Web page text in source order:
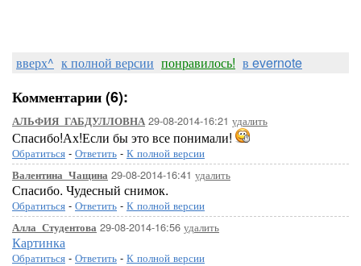
вверх^ к полной версии понравилось! в evernote
Комментарии (6):
АЛЬФИЯ_ГАБДУЛЛОВНА 29-08-2014-16:21 удалить
Спасибо!Ах!Если бы это все понимали!
Обратиться - Ответить - К полной версии
Валентина_Чащина 29-08-2014-16:41 удалить
Спасибо. Чудесный снимок.
Обратиться - Ответить - К полной версии
Алла_Студентова 29-08-2014-16:56 удалить
Картинка
Обратиться - Ответить - К полной версии